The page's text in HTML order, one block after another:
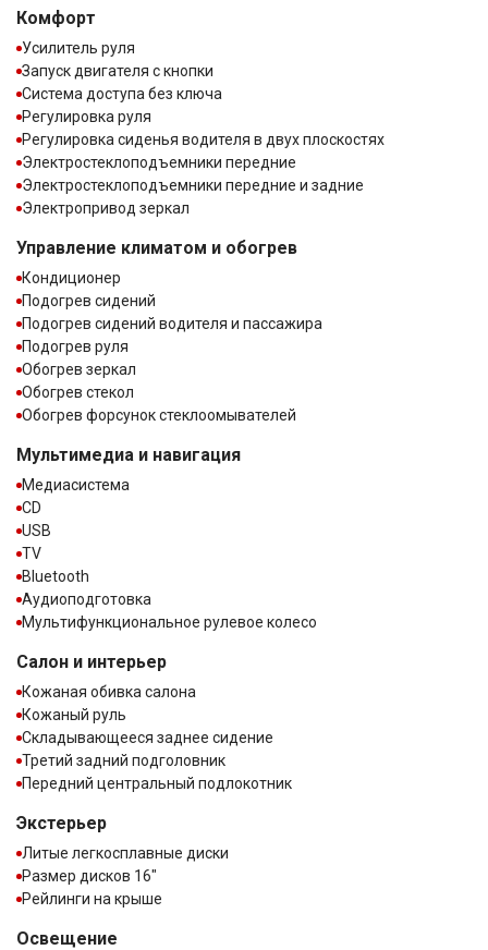
Комфорт
Усилитель руля
Запуск двигателя с кнопки
Система доступа без ключа
Регулировка руля
Регулировка сиденья водителя в двух плоскостях
Электростеклоподъемники передние
Электростеклоподъемники передние и задние
Электропривод зеркал
Управление климатом и обогрев
Кондиционер
Подогрев сидений
Подогрев сидений водителя и пассажира
Подогрев руля
Обогрев зеркал
Обогрев стекол
Обогрев форсунок стеклоомывателей
Мультимедиа и навигация
Медиасистема
CD
USB
TV
Bluetooth
Аудиоподготовка
Мультифункциональное рулевое колесо
Салон и интерьер
Кожаная обивка салона
Кожаный руль
Складывающееся заднее сидение
Третий задний подголовник
Передний центральный подлокотник
Экстерьер
Литые легкосплавные диски
Размер дисков 16″
Рейлинги на крыше
Освещение